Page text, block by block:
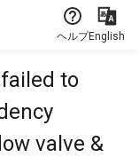
ヘルプEnglish
to
valve &